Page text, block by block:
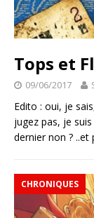
Tops et
09/06/2017
Edito : oui, je
jugez pas, je
dernier non ?
CHRONIQUES